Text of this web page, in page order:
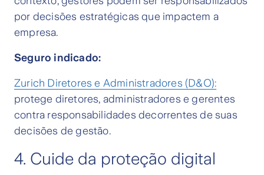
por decisões estratégicas que impactem a
empresa.
Seguro indicado:
Zurich Diretores e Administradores (D&O):
protege diretores, administradores e gerentes
contra responsabilidades decorrentes de suas
decisões de gestão.
4. Cuide da proteção digital